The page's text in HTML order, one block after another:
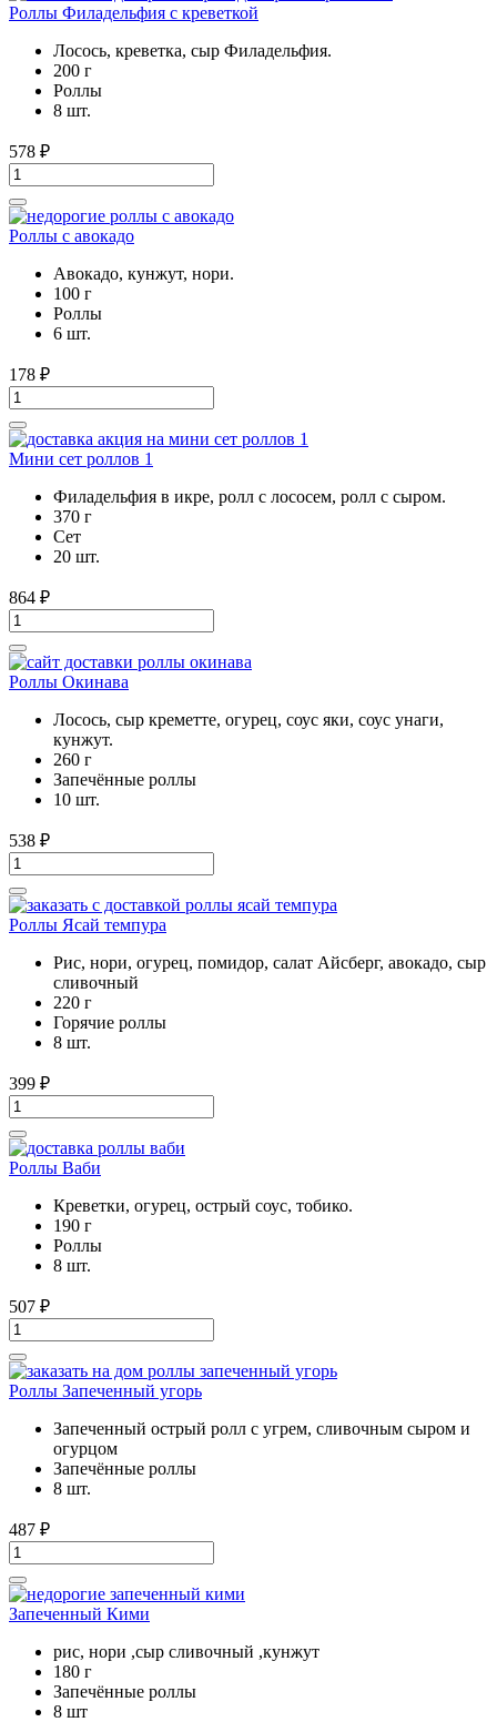
Роллы Филадельфия с креветкой
Лосось, креветка, сыр Филадельфия.
200 г
Роллы
8 шт.
578 ₽
Роллы с авокадо
Авокадо, кунжут, нори.
100 г
Роллы
6 шт.
178 ₽
Мини сет роллов 1
Филадельфия в икре, ролл с лососем, ролл с сыром.
370 г
Cет
20 шт.
864 ₽
Роллы Окинава
Лосось, сыр креметте, огурец, соус яки, соус унаги,
кунжут.
260 г
Запечённые роллы
10 шт.
538 ₽
Роллы Ясай темпура
Рис, нори, огурец, помидор, салат Айсберг, авокадо, сыр
сливочный
220 г
Горячие роллы
8 шт.
399 ₽
Роллы Ваби
Креветки, огурец, острый соус, тобико.
190 г
Роллы
8 шт.
507 ₽
Роллы Запеченный угорь
Запеченный острый ролл с угрем, сливочным сыром и
огурцом
Запечённые роллы
8 шт.
487 ₽
Запеченный Кими
рис, нори ,сыр сливочный ,кунжут
180 г
Запечённые роллы
8 шт